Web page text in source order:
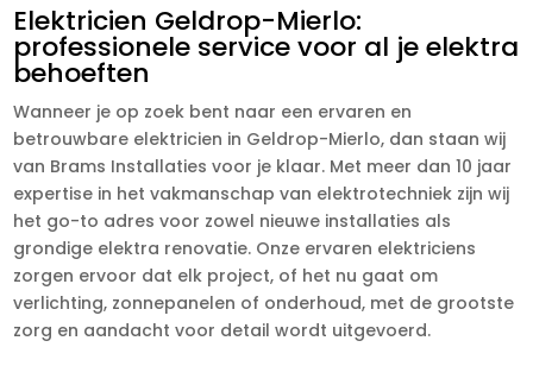
Elektricien Geldrop-Mierlo:
professionele service voor al je elektra
behoeften
Wanneer je op zoek bent naar een ervaren en
betrouwbare elektricien in Geldrop-Mierlo, dan staan wij
van Brams Installaties voor je klaar. Met meer dan 10 jaar
expertise in het vakmanschap van elektrotechniek zijn wij
het go-to adres voor zowel nieuwe installaties als
grondige elektra renovatie. Onze ervaren elektriciens
zorgen ervoor dat elk project, of het nu gaat om
verlichting, zonnepanelen of onderhoud, met de grootste
zorg en aandacht voor detail wordt uitgevoerd.